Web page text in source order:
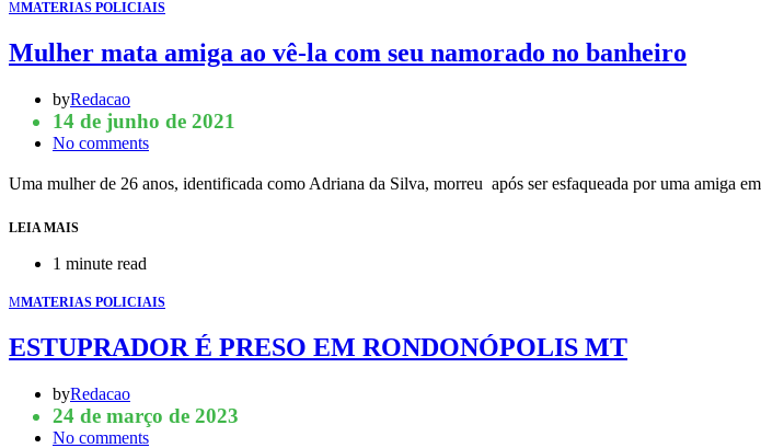
MMATERIAS POLICIAIS
Mulher mata amiga ao vê-la com seu namorado no banheiro
byRedacao
14 de junho de 2021
No comments
Uma mulher de 26 anos, identificada como Adriana da Silva, morreu após ser esfaqueada por uma amiga
LEIA MAIS
1 minute read
MMATERIAS POLICIAIS
ESTUPRADOR É PRESO EM RONDONÓPOLIS MT
byRedacao
24 de março de 2023
No comments